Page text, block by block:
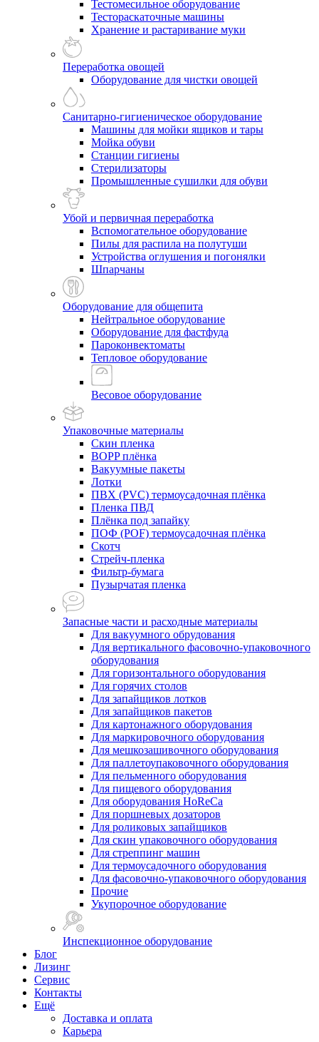
Тестомесильное оборудование
Тестораскаточные машины
Хранение и растаривание муки
Переработка овощей
Оборудование для чистки овощей
Санитарно-гигиеническое оборудование
Машины для мойки ящиков и тары
Мойка обуви
Станции гигиены
Стерилизаторы
Промышленные сушилки для обуви
Убой и первичная переработка
Вспомогательное оборудование
Пилы для распила на полутуши
Устройства оглушения и погонялки
Шпарчаны
Оборудование для общепита
Нейтральное оборудование
Оборудование для фастфуда
Пароконвектоматы
Тепловое оборудование
Весовое оборудование
Упаковочные материалы
Скин пленка
BOPP плёнка
Вакуумные пакеты
Лотки
ПВХ (PVC) термоусадочная плёнка
Пленка ПВД
Плёнка под запайку
ПОФ (POF) термоусадочная плёнка
Скотч
Стрейч-пленка
Фильтр-бумага
Пузырчатая пленка
Запасные части и расходные материалы
Для вакуумного обрудования
Для вертикального фасовочно-упаковочного
оборудования
Для горизонтального оборудования
Для горячих столов
Для запайщиков лотков
Для запайщиков пакетов
Для картонажного оборудования
Для маркировочного оборудования
Для мешкозашивочного оборудования
Для паллетоупаковочного оборудования
Для пельменного оборудования
Для пищевого оборудования
Для оборудования HoReCa
Для поршневых дозаторов
Для роликовых запайщиков
Для скин упаковочного оборудования
Для стреппинг машин
Для термоусадочного оборудования
Для фасовочно-упаковочного оборудования
Прочие
Укупорочное оборудование
Инспекционное оборудование
Блог
Лизинг
Сервис
Контакты
Ещё
Доставка и оплата
Карьера